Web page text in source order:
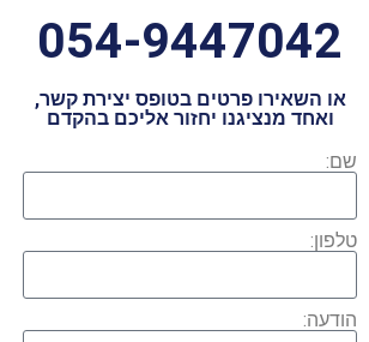
054-9447042
או השאירו פרטים בטופס יצירת קשר,
ואחד מנציגנו יחזור אליכם בהקדם
שם:
טלפון:
הודעה: